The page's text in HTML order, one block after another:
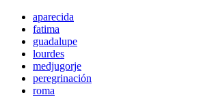
aparecida
fatima
guadalupe
lourdes
medjugorje
peregrinación
roma